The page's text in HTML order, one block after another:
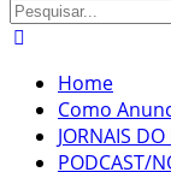
Home
Como
JORNAIS DO
PODCAST/